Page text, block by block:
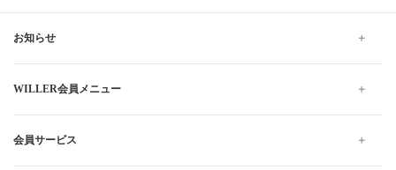
お知らせ
WILLER会員メニュー
会員サービス